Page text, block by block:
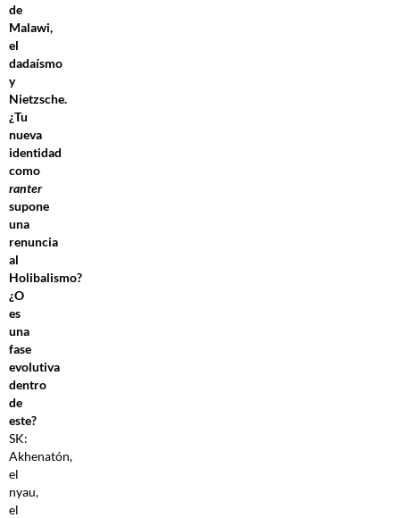
de
Malawi,
el
dadaísmo
y
Nietzsche.
¿Tu
nueva
identidad
como
ranter
supone
una
renuncia
al
Holibalismo?
¿O
es
una
fase
evolutiva
dentro
de
este?
SK:
Akhenatón,
el
nyau,
el